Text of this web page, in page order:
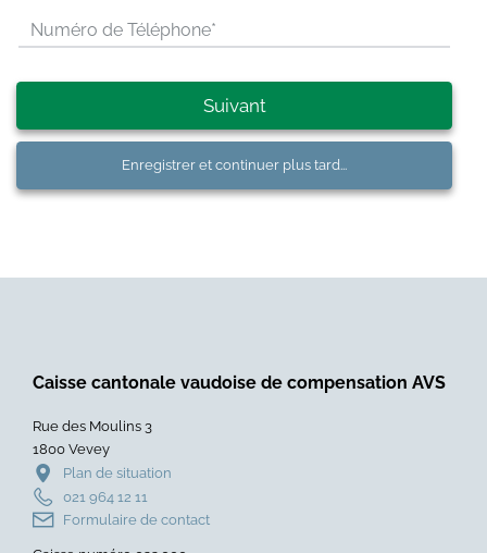
Numéro de Téléphone*
Enregistrer et continuer plus tard...
Suivant
Caisse cantonale vaudoise de compensation AVS
Rue des Moulins 3
1800 Vevey
Plan de situation
021 964 12 11
Formulaire de contact